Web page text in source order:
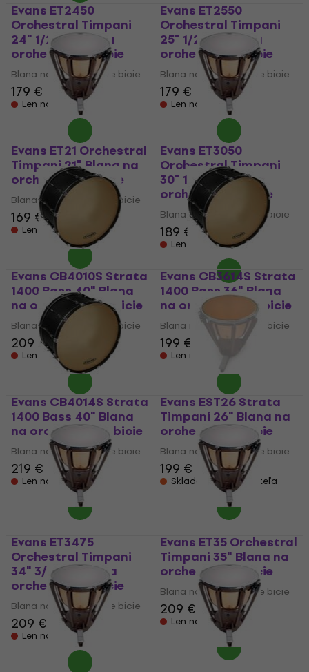
Evans ET2450
Orchestral Timpani
24" 1/2" Blana na
orchestrálne bicie
Blana na orchestrálne bicie
179 €
Len na objednávku
Evans ET2550
Orchestral Timpani
25" 1/2" Blana na
orchestrálne bicie
Blana na orchestrálne bicie
179 €
Len na objednávku
Evans ET21 Orchestral
Timpani 21" Blana na
orchestrálne bicie
Blana na orchestrálne bicie
169 €
Len na objednávku
Evans ET3050
Orchestral Timpani
30" 1/2" Blana na
orchestrálne bicie
Blana na orchestrálne bicie
189 €
Len na objednávku
Evans CB4010S Strata
1400 Bass 40" Blana
na orchestrálne bicie
Blana na orchestrálne bicie
209 €
Len na objednávku
Evans CB3614S Strata
1400 Bass 36" Blana
na orchestrálne bicie
Blana na orchestrálne bicie
199 €
Len na objednávku
Evans CB4014S Strata
1400 Bass 40" Blana
na orchestrálne bicie
Blana na orchestrálne bicie
219 €
Len na objednávku
Evans EST26 Strata
Timpani 26" Blana na
orchestrálne bicie
Blana na orchestrálne bicie
199 €
Skladom u dodávateľa
Evans ET3475
Orchestral Timpani
34" 3/4" Blana na
orchestrálne bicie
Blana na orchestrálne bicie
209 €
Len na objednávku
Evans ET35 Orchestral
Timpani 35" Blana na
orchestrálne bicie
Blana na orchestrálne bicie
209 €
Len na objednávku